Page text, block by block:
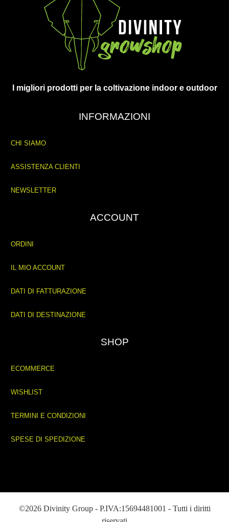
I migliori prodotti per la coltivazione indoor e outdoor
INFORMAZIONI
CHI SIAMO
ASSISTENZA CLIENTI
NEWSLETTER
ACCOUNT
ORDINI
IL MIO ACCOUNT
DATI DI FATTURAZIONE
DATI DI DESTINAZIONE
SHOP
ECOMMERCE
WISHLIST
TERMINI E CONDIZIONI
SPESE DI SPEDIZIONE
©2026 Divinity Group - P.IVA:15694481001 - Tutti i diritti